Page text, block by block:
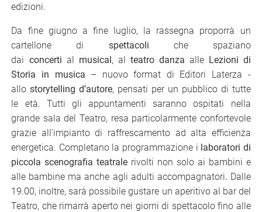
edizioni.
Da fine giugno a fine luglio, la rassegna proporrà un
cartellone di spettacoli che spaziano
dai concerti al musical, al teatro danza alle Lezioni di
Storia
in musica – nuovo format di Editori Laterza -
allostorytelling d’autore, pensati per un pubblico di tutte
le età. Tutti gli appuntamenti saranno ospitati nella
grande sala del Teatro, resa particolarmente confortevole
grazie all’impianto di raffrescamento ad alta efficienza
energetica. Completano la programmazione i laboratori di
piccola scenografia teatrale rivolti non solo ai bambini e
alle bambine ma anche agli adulti accompagnatori. Dalle
19.00, inoltre, sarà possibile gustare un aperitivo al bar del
Teatro, che rimarrà aperto nei giorni di spettacolo fino alle